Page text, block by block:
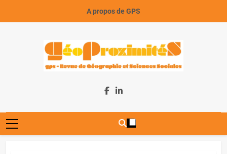
A propos de GPS
GeoProximiteS